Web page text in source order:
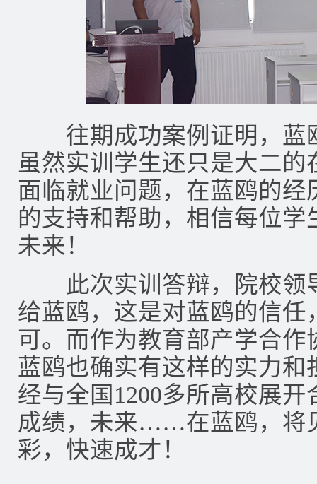
往期成功案例证明，蓝
虽然实训学生还只是大二
面临就业问题，在蓝鸥的
的支持和帮助，相信每位
未来！
此次实训答辩，院校领
给蓝鸥，这是对蓝鸥的信
可。而作为教育部产学合
蓝鸥也确实有这样的实力
经与全国1200多所高校展
成绩，未来……在蓝鸥，将
彩，快速成才！